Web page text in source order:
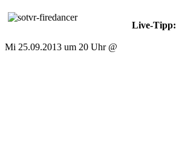
Live-Tipp:
Mi 25.09.2013 um 20 Uhr @